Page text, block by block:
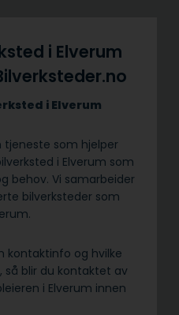
i Elverum
i Elverum
tjeneste som hjelper
i Elverum som
behov. Vi samarbeider
bilverksteder som
kontaktinfo og hvilke
så blir du kontaktet av
i Elverum innen